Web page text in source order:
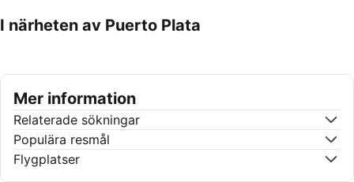
I närheten av Puerto Plata
Mer information
Relaterade sökningar
Populära resmål
Flygplatser